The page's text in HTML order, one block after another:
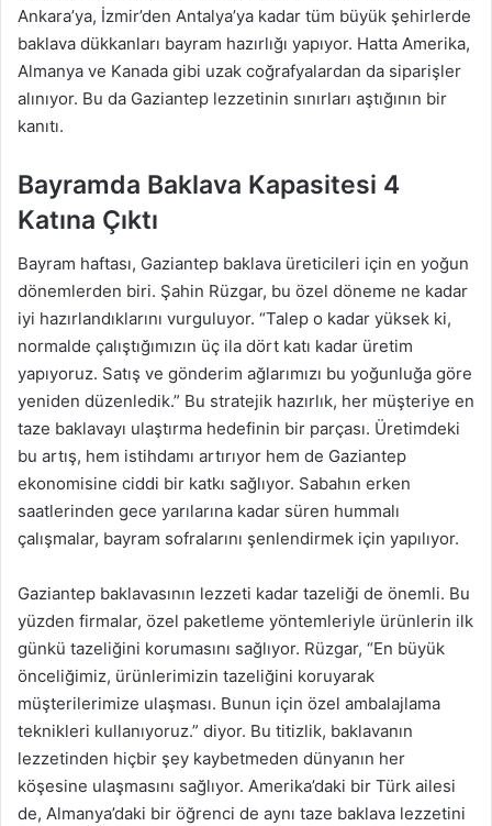
Ankara’ya, İzmir’den Antalya’ya kadar tüm büyük şehirlerde
baklava dükkanları bayram hazırlığı yapıyor. Hatta Amerika,
Almanya ve Kanada gibi uzak coğrafyalardan da siparişler
alınıyor. Bu da Gaziantep lezzetinin sınırları aştığının bir
kanıtı.
Bayramda Baklava Kapasitesi 4
Katına Çıktı
Bayram haftası, Gaziantep baklava üreticileri için en yoğun
dönemlerden biri. Şahin Rüzgar, bu özel döneme ne kadar
iyi hazırlandıklarını vurguluyor. “Talep o kadar yüksek ki,
normalde çalıştığımızın üç ila dört katı kadar üretim
yapıyoruz. Satış ve gönderim ağlarımızı bu yoğunluğa göre
yeniden düzenledik.” Bu stratejik hazırlık, her müşteriye en
taze baklavayı ulaştırma hedefinin bir parçası. Üretimdeki
bu artış, hem istihdamı artırıyor hem de Gaziantep
ekonomisine ciddi bir katkı sağlıyor. Sabahın erken
saatlerinden gece yarılarına kadar süren hummalı
çalışmalar, bayram sofralarını şenlendirmek için yapılıyor.
Gaziantep baklavasının lezzeti kadar tazeliği de önemli. Bu
yüzden firmalar, özel paketleme yöntemleriyle ürünlerin ilk
günkü tazeliğini korumasını sağlıyor. Rüzgar, “En büyük
önceliğimiz, ürünlerimizin tazeliğini koruyarak
müşterilerimize ulaşması. Bunun için özel ambalajlama
teknikleri kullanıyoruz.” diyor. Bu titizlik, baklavanın
lezzetinden hiçbir şey kaybetmeden dünyanın her
köşesine ulaşmasını sağlıyor. Amerika’daki bir Türk ailesi
de, Almanya’daki bir öğrenci de aynı taze baklava lezzetini